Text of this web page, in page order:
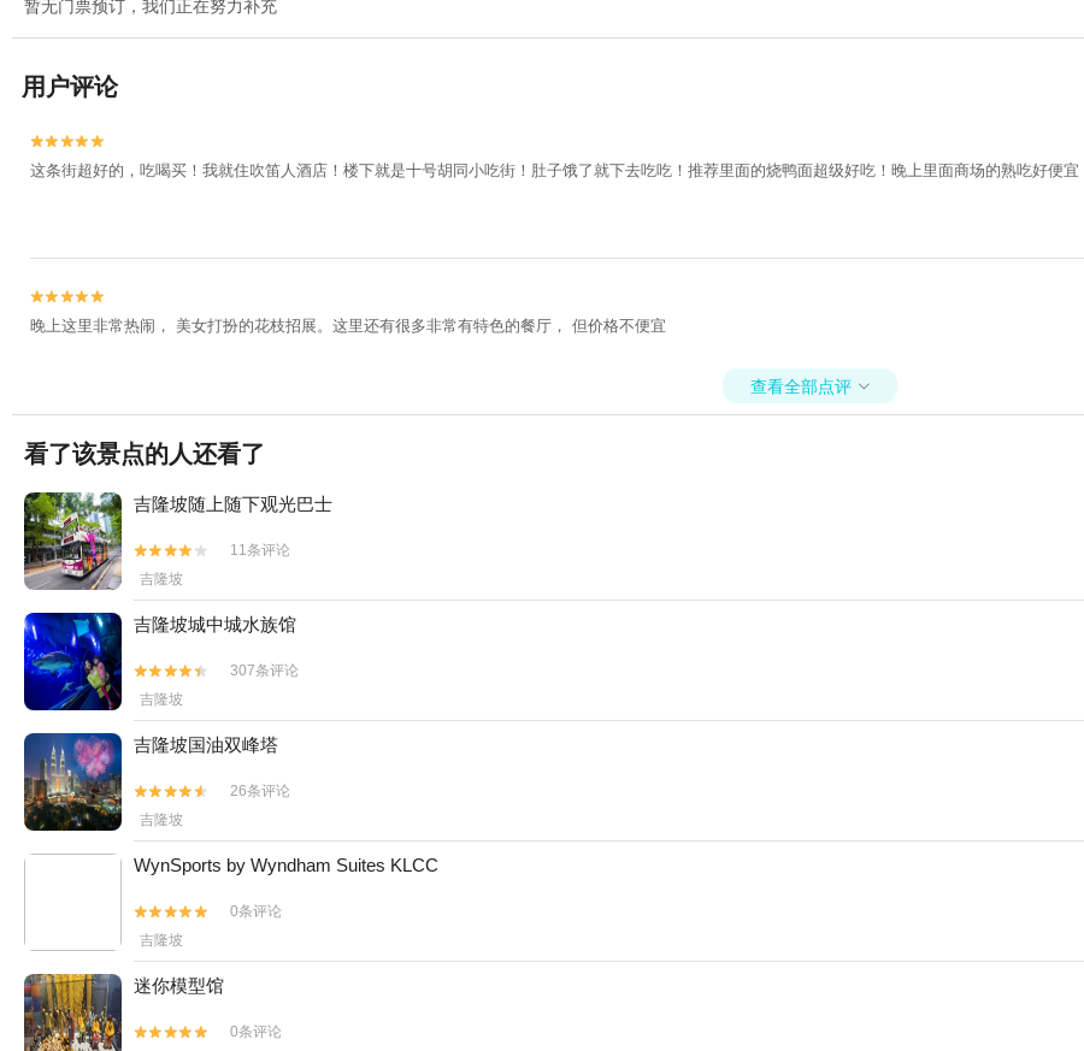
暂无门票预订，我们正在努力补充
用户评论


这条街超好的，吃喝买！我就住吹笛人酒店！楼下就是十号胡同小吃街！肚子饿了就下去吃吃！推荐里面的烧鸭面超级好吃！晚上里面商场的熟吃好便


晚上这里非常热闹， 美女打扮的花枝招展。这里还有很多非常有特色的餐厅， 但价格不便宜
查看全部点评 
看了该景点的人还看了
吉隆坡随上随下观光巴士


11条评论
吉隆坡
吉隆坡城中城水族馆


307条评论
吉隆坡
吉隆坡国油双峰塔


26条评论
吉隆坡
WynSports by Wyndham Suites KLCC


0条评论
吉隆坡
迷你模型馆

 0条评论